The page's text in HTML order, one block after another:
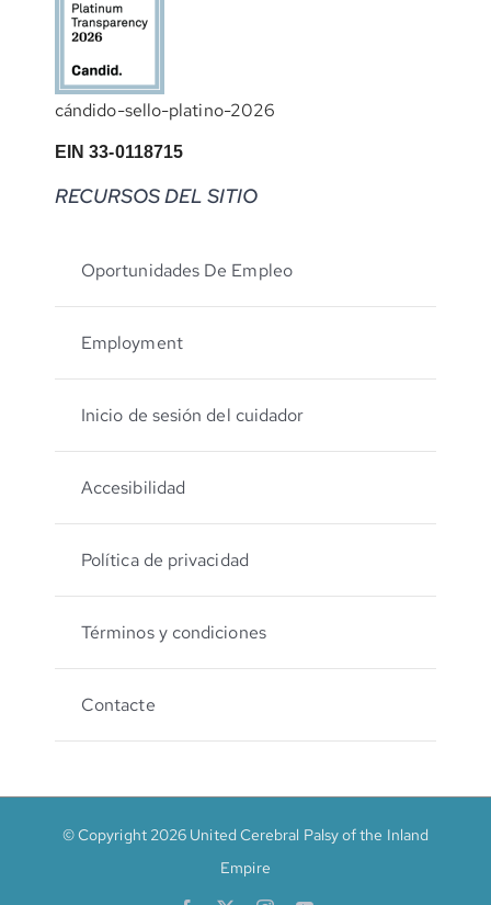
cándido-sello-platino-2026
EIN 33-0118715
RECURSOS DEL SITIO
Oportunidades De Empleo
Employment
Inicio de sesión del cuidador
Accesibilidad
Política de privacidad
Términos y condiciones
Contacte
© Copyright 2026 United Cerebral Palsy of the Inland
Empire